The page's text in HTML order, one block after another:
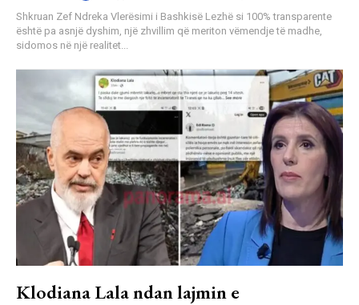
Shkruan Zef Ndreka Vlerësimi i Bashkisë Lezhë si 100% transparente
është pa asnjë dyshim, një zhvillim që meriton vëmendje të madhe,
sidomos në një realitet...
Klodiana Lala ndan lajmin e